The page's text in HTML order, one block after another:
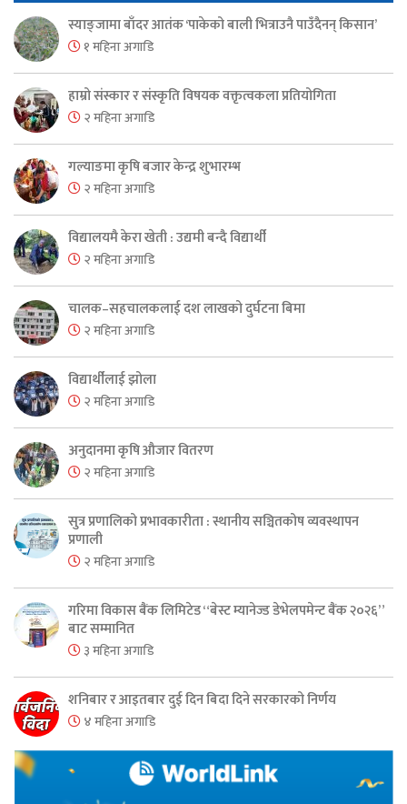
स्याङ्जामा बाँदर आतंक ‘पाकेको बाली भित्राउनै पाउँदैनन् किसान’
१ महिना अगाडि
हाम्रो संस्कार र संस्कृति विषयक वक्तृत्वकला प्रतियोगिता
२ महिना अगाडि
गल्याङमा कृषि बजार केन्द्र शुभारम्भ
२ महिना अगाडि
विद्यालयमै केरा खेती : उद्यमी बन्दै विद्यार्थी
२ महिना अगाडि
चालक–सहचालकलाई दश लाखको दुर्घटना बिमा
२ महिना अगाडि
विद्यार्थीलाई झोला
२ महिना अगाडि
अनुदानमा कृषि औजार वितरण
२ महिना अगाडि
सुत्र प्रणालिको प्रभावकारीता : स्थानीय सञ्चितकोष व्यवस्थापन
प्रणाली
२ महिना अगाडि
गरिमा विकास बैंक लिमिटेड “बेस्ट म्यानेज्ड डेभेलपमेन्ट बैंक २०२६”
बाट सम्मानित
३ महिना अगाडि
शनिबार र आइतबार दुई दिन बिदा दिने सरकारको निर्णय
४ महिना अगाडि